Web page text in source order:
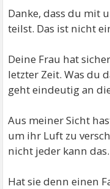
Danke, dass du mit
teilst. Das ist nicht
Deine Frau hat
letzter Zeit. Was du
geht eindeutig an
Aus meiner Sicht
um ihr Luft zu
nicht jeder kann das.
Hat sie denn einen